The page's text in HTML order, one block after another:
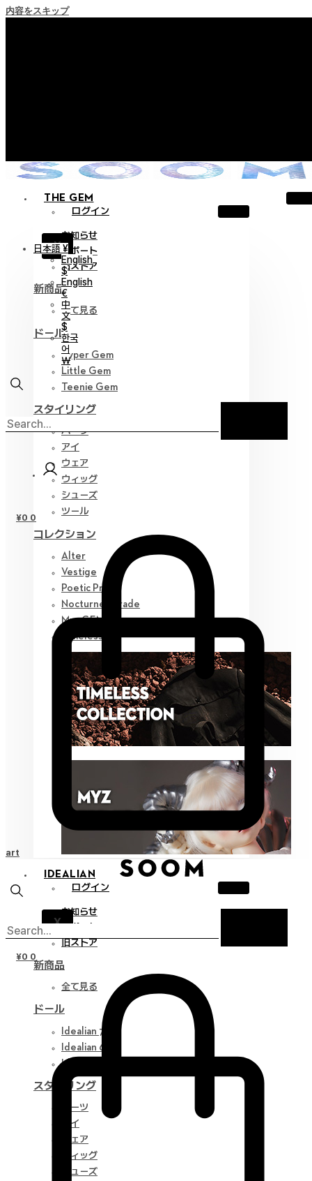
内容をスキップ
THE GEM
ログイン
X
お知らせ
サポート
旧ストア
新商品
全て見る
ドール
Hyper Gem
Little Gem
Teenie Gem
スタイリング
パーツ
アイ
ウェア
ウィッグ
シューズ
ツール
コレクション
Alter
Vestige
Poetic Prose
Nocturne Parade
Myz GEM
Timeless
IDEALIAN
ログイン
X
お知らせ
サポート
旧ストア
新商品
全て見る
ドール
Idealian 75 M
Idealian 68 F
Idealian 51 M
スタイリング
パーツ
アイ
ウェア
ウィッグ
シューズ
日本語 ¥
English
$
English
€
中
文
$
한국
어
￦
¥0 0
¥0 0